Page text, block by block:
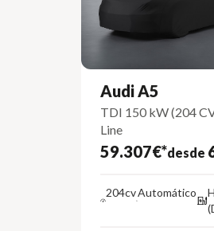
Audi A5
TDI 150 kW (204
Line
59.307€*desde
204cvAutomático